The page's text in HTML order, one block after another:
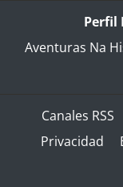
Perfil
Aventuras Na
Canales RSS
Privacidad